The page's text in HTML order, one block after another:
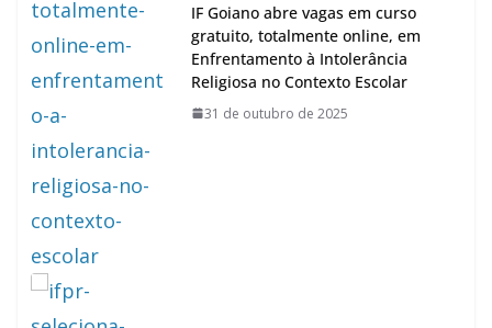
IF Goiano abre vagas em curso
gratuito, totalmente online, em
Enfrentamento à Intolerância
Religiosa no Contexto Escolar
31 de outubro de 2025